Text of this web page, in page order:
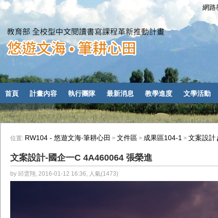
網路
首頁 計畫內容 執行團隊 最新消息 教學進度 文學活動
位置: RW104 - 悠遊文海‧筆耕心田 > 文件區 > 成果區104-1 > 文案設計
文案設計-國企一C 4A460064 張榮進
by 邱雲翔, 2016-01-12 16:36, 人氣(1473)